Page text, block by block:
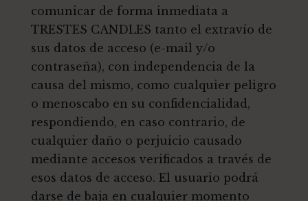
comunicar de forma inmediata a
TRESTES CANDLES tanto el extravío de
sus datos de acceso (e-mail y/o
contraseña), con independencia de la
causa del mismo, como cualquier peligro
o menoscabo en su confidencialidad,
respondiendo, en caso contrario, de
cualquier daño o perjuicio causado
mediante accesos verificados a través de
esos datos de acceso. El usuario podrá
darse de baja en cualquier momento